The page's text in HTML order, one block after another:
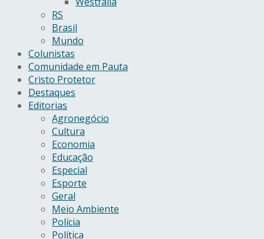
RS
Brasil
Mundo
Colunistas
Comunidade em Pauta
Cristo Protetor
Destaques
Editorias
Agronegócio
Cultura
Economia
Educação
Especial
Esporte
Geral
Meio Ambiente
Polícia
Política